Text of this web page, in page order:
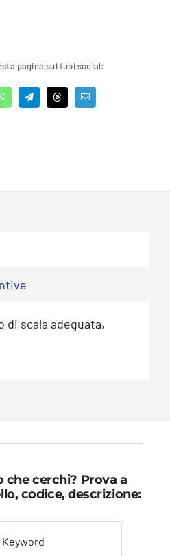
pagina sui tuoi social:
di scala adeguata,
che cerchi? Prova a
codice, descrizione: